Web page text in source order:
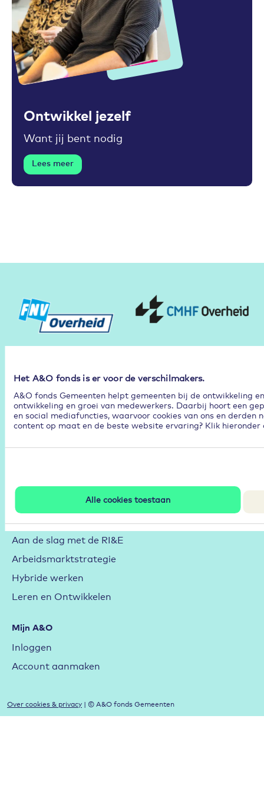
Het A&O fonds is er voor de verschilmakers.
A&O fonds Gemeenten helpt gemeenten bij de ontwikkeling
ontwikkeling en groei van medewerkers. Daarbij hoort een
en social mediafuncties, waarvoor cookies van ons en derden
content op maat en de beste website ervaring? Klik hieronder
Alle cookies toestaan
Toevoegen aan favorieten
Ontwikkel jezelf
Want jij bent nodig
Lees meer
Partners
Volg
Aan de slag met de RI&E
Arbeidsmarktstrategie
Hybride werken
Leren en Ontwikkelen
Mijn A&O
Inloggen
Account aanmaken
Over cookies & privacy | © A&O fonds Gemeenten